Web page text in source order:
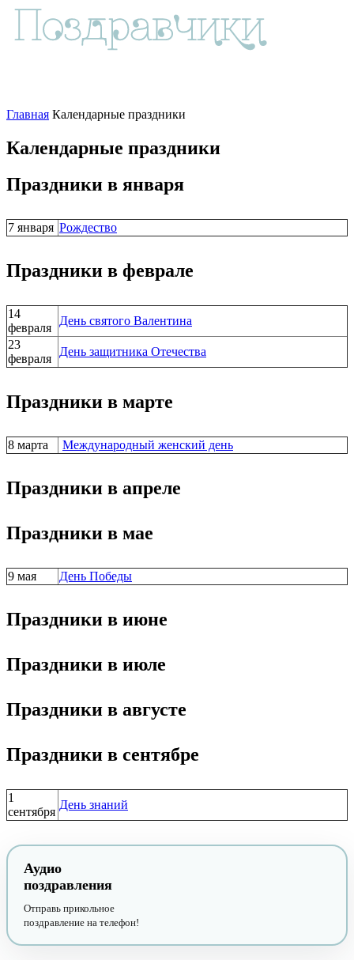
Главная Календарные праздники
Календарные праздники
Праздники в января
7 января Рождество
Праздники в феврале
14
февраля
День святого Валентина
23
февраля
День защитника Отечества
Праздники в марте
8 марта Международный женский день
Праздники в апреле
Праздники в мае
9 мая День Победы
Праздники в июне
Праздники в июле
Праздники в августе
Праздники в сентябре
1
сентября
День знаний
Аудио
поздравления
Отправь прикольное
поздравление на телефон!